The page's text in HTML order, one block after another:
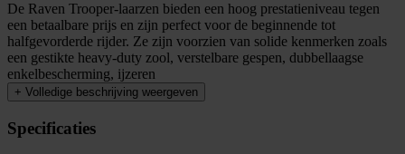
De Raven Trooper-laarzen bieden een hoog prestatieniveau tegen
een betaalbare prijs en zijn perfect voor de beginnende tot
halfgevorderde rijder. Ze zijn voorzien van solide kenmerken zoals
een gestikte heavy-duty zool, verstelbare gespen, dubbellaagse
enkelbescherming, ijzeren
+ Volledige beschrijving weergeven
Specificaties